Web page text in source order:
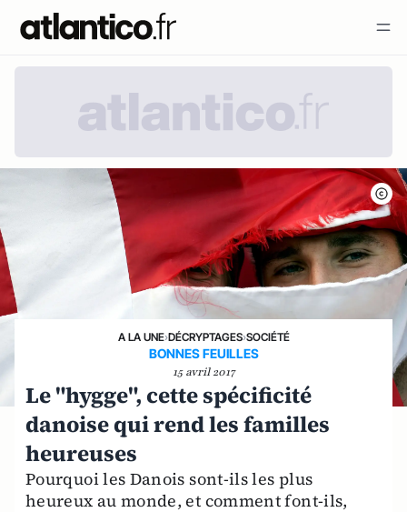
A LA UNE›DÉCRYPTAGES›SOCIÉTÉ
BONNES FEUILLES
15 avril 2017
Le "hygge", cette spécificité
danoise qui rend les familles
heureuses
Pourquoi les Danois sont-ils les plus
heureux au monde, et comment font-ils,